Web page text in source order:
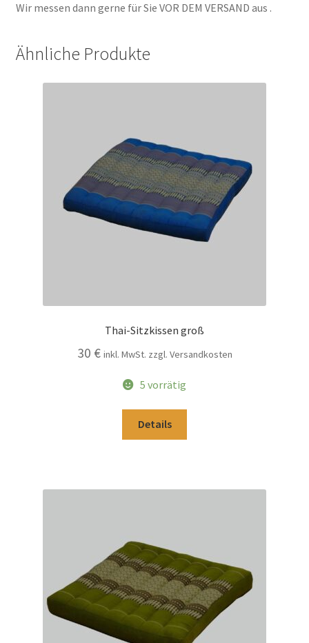
Wir messen dann gerne für Sie VOR DEM VERSAND aus .
Ähnliche Produkte
Thai-Sitzkissen groß
30 € inkl. MwSt. zzgl. Versandkosten
5 vorrätig
Details